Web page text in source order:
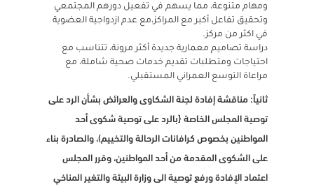
ومهام متنوعة، مما يسهم في تفعيل دورهم المجتمعي
وتحقيق تفاعل أكبر مع المراكز،مع عدم ازدواجية العضوية
في اكثر من مركز.
دراسة تصاميم معمارية جديدة أكثر مرونة، تتناسب مع
احتياجات ومتطلبات تقديم خدمات صحية شاملة، مع
مراعاة التوسع العمراني المستقبلي.
ثانياً: مناقشة إفادة لجنة الشكاوى والعرائض بشأن الرد على
توصية المجلس الخاصة {بالرد على توصية شكوى أحد
المواطنين بخصوص كرافانات الرحالة والتخييم)، والصادرة بناء
على الشكوى المقدمة من أحد المواطنين، وقرر المجلس
اعتماد الإفادة ورفع توصية الى وزارة البيئة والتغير المناخي